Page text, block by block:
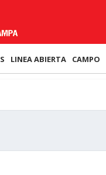
LINEA ABIERTA CAMPO